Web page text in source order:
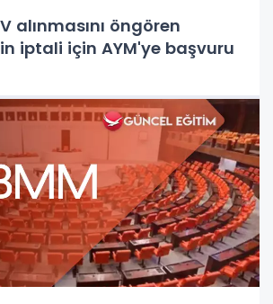
alınmasını öngören
iptali için AYM'ye başvuru